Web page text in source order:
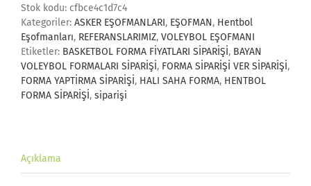
Stok kodu: cfbce4c1d7c4
Kategoriler: ASKER EŞOFMANLARI, EŞOFMAN, Hentbol
Eşofmanları, REFERANSLARIMIZ, VOLEYBOL EŞOFMANI
Etiketler: BASKETBOL FORMA FİYATLARI SİPARİŞİ, BAYAN
VOLEYBOL FORMALARI SİPARİŞİ, FORMA SİPARİŞİ VER SİPARİŞİ,
FORMA YAPTİRMA SİPARİŞİ, HALI SAHA FORMA, HENTBOL
FORMA SİPARİŞİ, siparişi
Açıklama